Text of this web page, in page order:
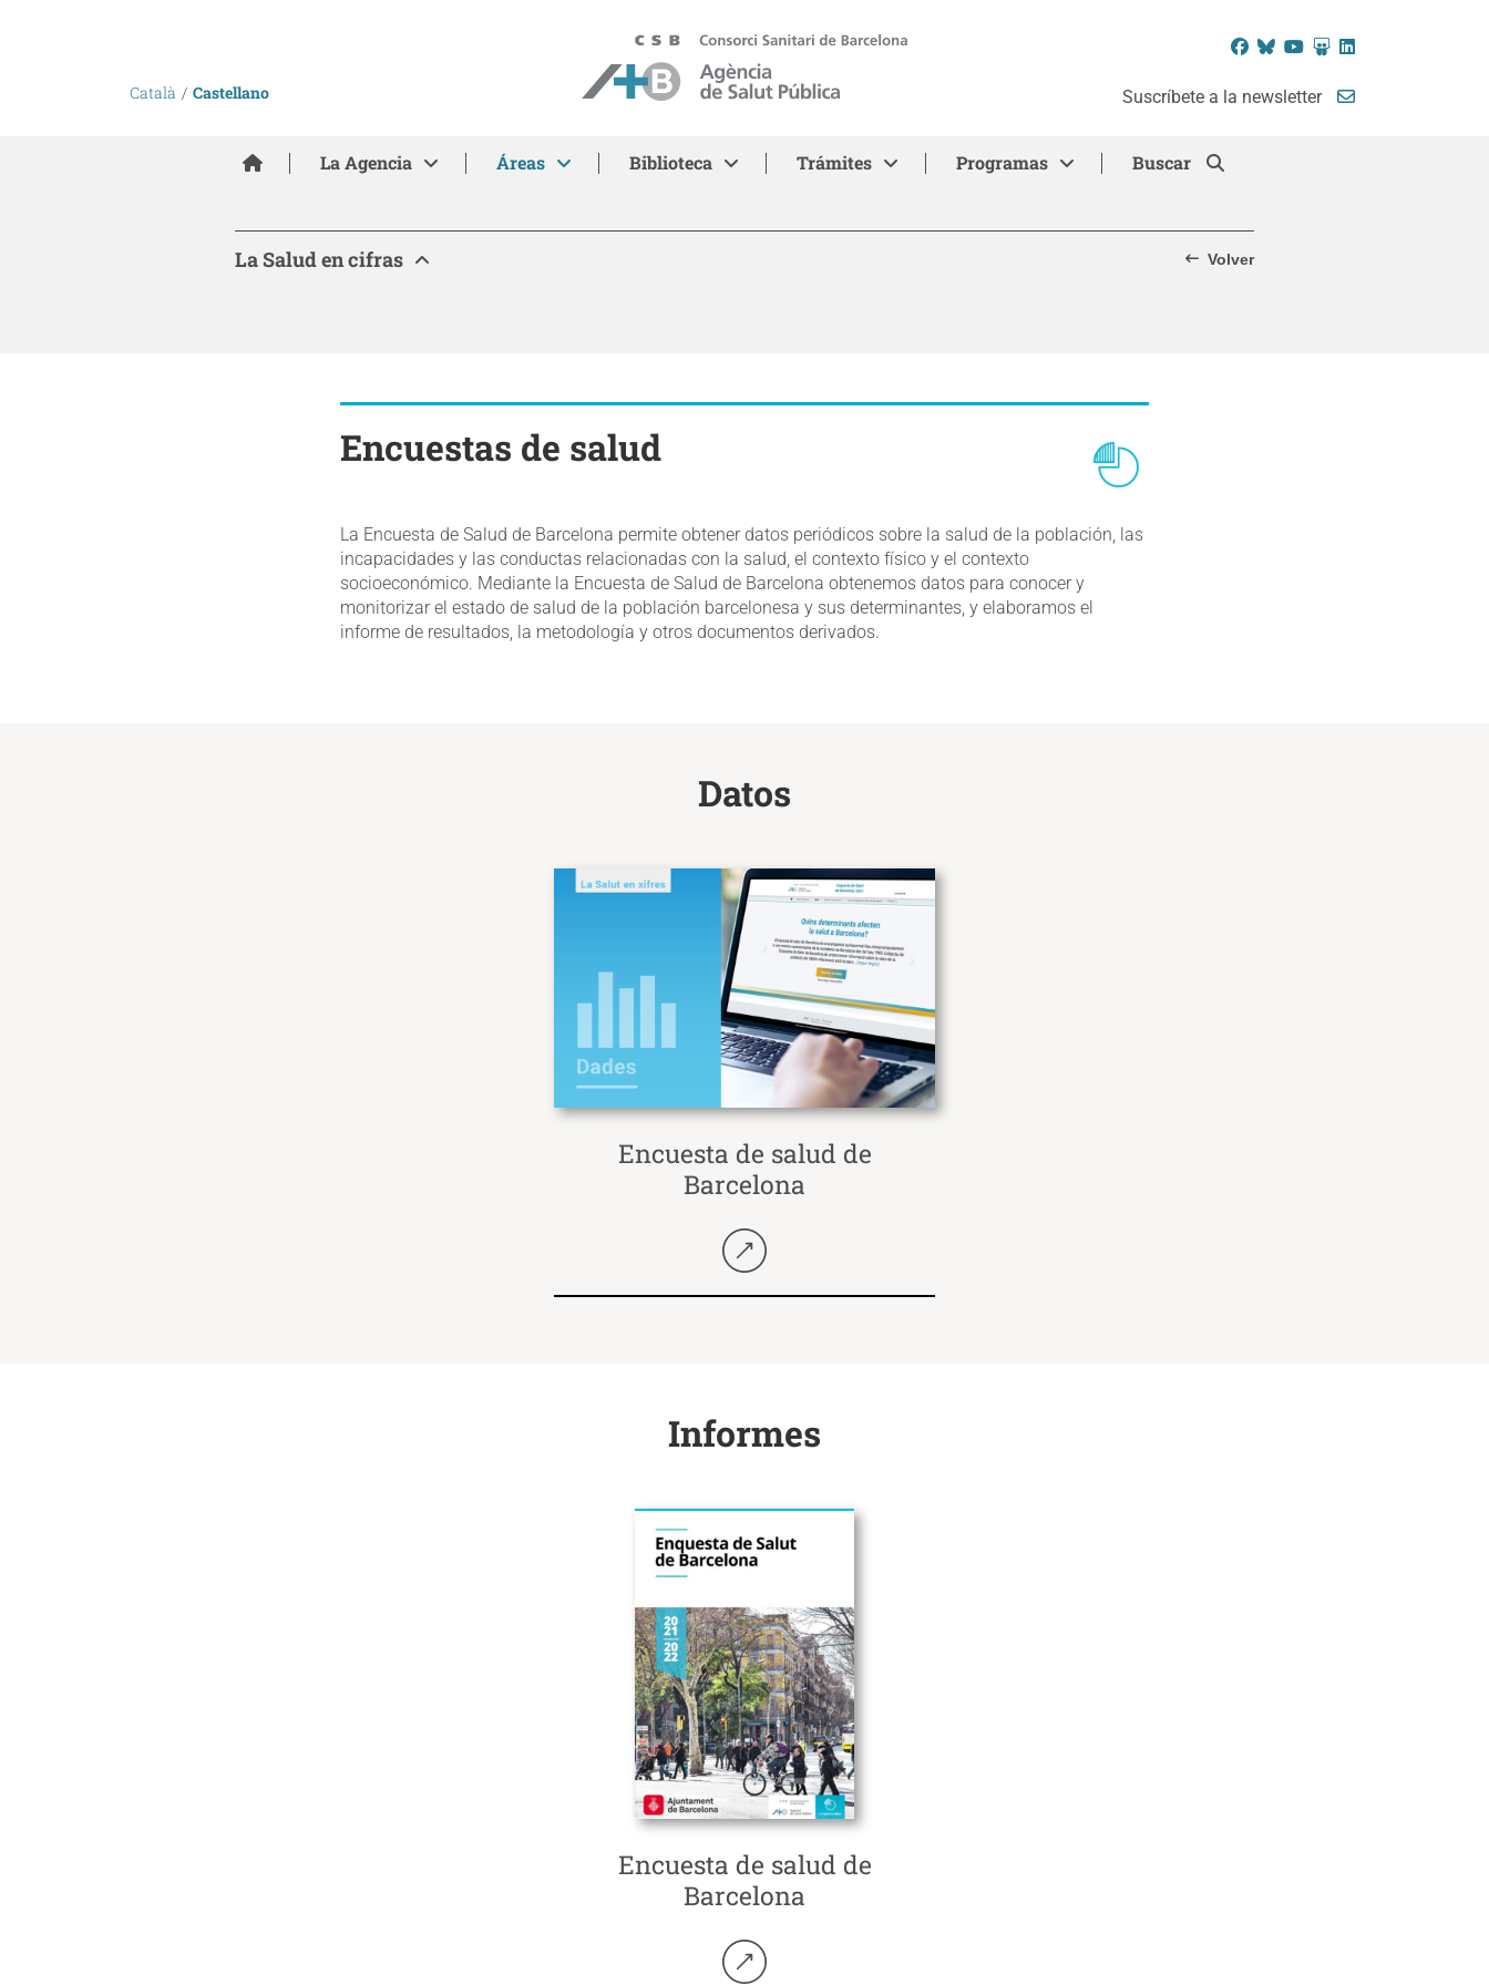
Català Castellano
Facebook
BlueskyYouTube
SlideShare
LinkedIn
Suscríbete a la newsletter
Inici La Agencia Áreas Biblioteca Trámites Programas Buscar
La Salud en cifras Volver
Encuestas de salud
La Encuesta de Salud de Barcelona permite obtener datos periódicos sobre la salud de la población, las
incapacidades y las conductas relacionadas con la salud, el contexto físico y el contexto
socioeconómico. Mediante la Encuesta de Salud de Barcelona obtenemos datos para conocer y
monitorizar el estado de salud de la población barcelonesa y sus determinantes, y elaboramos el
informe de resultados, la metodología y otros documentos derivados.
Datos
Encuesta de salud de
Barcelona
Informes
Encuesta de salud de
Barcelona